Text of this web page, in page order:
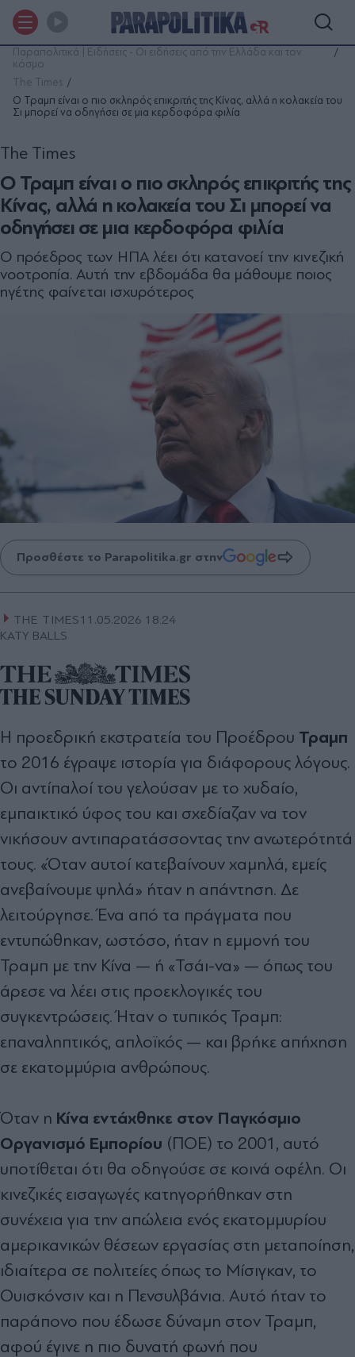
Παραπολιτικά | Ειδήσεις - Οι ειδήσεις από την Ελλάδα και τον
κόσμο
The Times
Ο Τραμπ είναι ο πιο σκληρός επικριτής της Κίνας, αλλά η κολακεία του
Σι μπορεί να οδηγήσει σε μια κερδοφόρα φιλία
Ο Τραμπ είναι ο πιο σκληρός επικριτής της
Κίνας, αλλά η κολακεία του Σι μπορεί να
οδηγήσει σε μια κερδοφόρα φιλία
The Times
Ο πρόεδρος των ΗΠΑ λέει ότι κατανοεί την κινεζική
νοοτροπία. Αυτή την εβδομάδα θα μάθουμε ποιος
ηγέτης φαίνεται ισχυρότερος
Προσθέστε το Parapolitika.gr στην
THE TIMES11.05.2026 18:24
KATY BALLS
Η προεδρική εκστρατεία του Προέδρου Τραμπ
το 2016 έγραψε ιστορία για διάφορους λόγους.
Οι αντίπαλοί του γελούσαν με το χυδαίο,
εμπαικτικό ύφος του και σχεδίαζαν να τον
νικήσουν αντιπαρατάσσοντας την ανωτερότητά
τους. «Όταν αυτοί κατεβαίνουν χαμηλά, εμείς
ανεβαίνουμε ψηλά» ήταν η απάντηση. Δε
λειτούργησε. Ένα από τα πράγματα που
εντυπώθηκαν, ωστόσο, ήταν η εμμονή του
Τραμπ με την Κίνα — ή «Τσάι-να» — όπως του
άρεσε να λέει στις προεκλογικές του
συγκεντρώσεις. Ήταν ο τυπικός Τραμπ:
επαναληπτικός, απλοϊκός — και βρήκε απήχηση
σε εκατομμύρια ανθρώπους.
Όταν η Κίνα εντάχθηκε στον Παγκόσμιο
Οργανισμό Εμπορίου (ΠΟΕ) το 2001, αυτό
υποτίθεται ότι θα οδηγούσε σε κοινά οφέλη. Οι
κινεζικές εισαγωγές κατηγορήθηκαν στη
συνέχεια για την απώλεια ενός εκατομμυρίου
αμερικανικών θέσεων εργασίας στη μεταποίηση,
ιδιαίτερα σε πολιτείες όπως το Μίσιγκαν, το
Ουισκόνσιν και η Πενσυλβάνια. Αυτό ήταν το
παράπονο που έδωσε δύναμη στον Τραμπ,
αφού έγινε η πιο δυνατή φωνή που